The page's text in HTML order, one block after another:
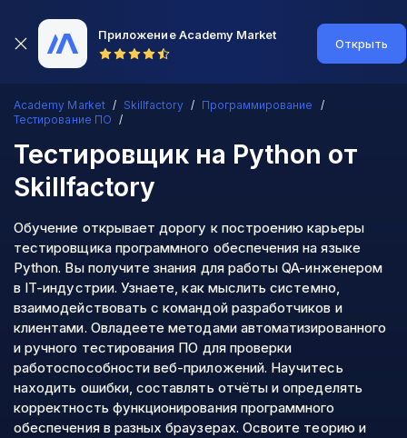
Приложение Academy Market
Открыть
Academy Market Skillfactory
Программирование
Тестирование ПО
Тестировщик на Python от
Skillfactory
Обучение открывает дорогу к построению карьеры
тестировщика программного обеспечения на языке
Python. Вы получите знания для работы QA-инженером
в IT-индустрии. Узнаете, как мыслить системно,
взаимодействовать с командой разработчиков и
клиентами. Овладеете методами автоматизированного
и ручного тестирования ПО для проверки
работоспособности веб-приложений. Научитесь
находить ошибки, составлять отчёты и определять
корректность функционирования программного
обеспечения в разных браузерах. Освоите теорию и